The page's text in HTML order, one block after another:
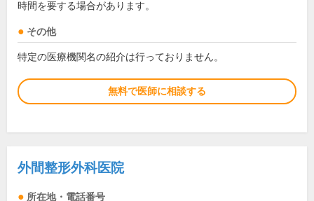
時間を要する場合があります。
その他
特定の医療機関名の紹介は行っておりません。
無料で医師に相談する
外間整形外科医院
所在地・電話番号